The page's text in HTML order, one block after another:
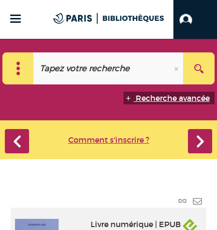
Recherche avancée
Comment s'inscrire ?
Lien
Livre numérique | EPUB